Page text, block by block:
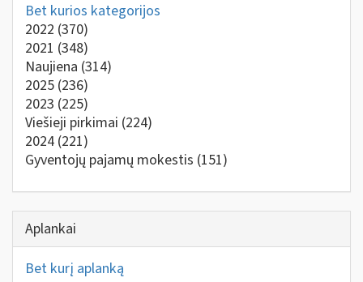
Bet kurios kategorijos
2022 (370)
2021 (348)
Naujiena (314)
2025 (236)
2023 (225)
Viešieji pirkimai (224)
2024 (221)
Gyventojų pajamų mokestis (151)
Aplankai
Bet kurį aplanką